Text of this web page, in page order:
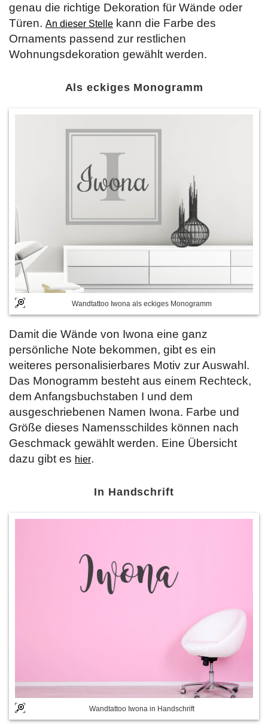
genau die richtige Dekoration für Wände oder
Türen. An dieser Stelle kann die Farbe des
Ornaments passend zur restlichen
Wohnungsdekoration gewählt werden.
Als eckiges Monogramm
Wandtattoo Iwona als eckiges Monogramm
Damit die Wände von Iwona eine ganz
persönliche Note bekommen, gibt es ein
weiteres personalisierbares Motiv zur Auswahl.
Das Monogramm besteht aus einem Rechteck,
dem Anfangsbuchstaben I und dem
ausgeschriebenen Namen Iwona. Farbe und
Größe dieses Namensschildes können nach
Geschmack gewählt werden. Eine Übersicht
dazu gibt es hier.
In Handschrift
Wandtattoo Iwona in Handschrift